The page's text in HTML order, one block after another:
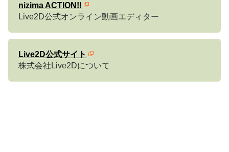
nizima ACTION!!
Live2D公式オンライン動画エディター
Live2D公式サイト
株式会社Live2Dについて